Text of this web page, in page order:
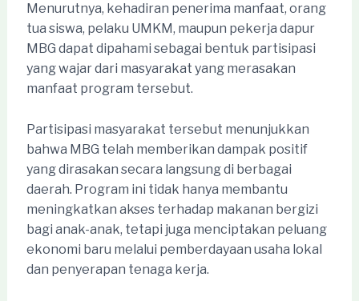
Menurutnya, kehadiran penerima manfaat, orang
tua siswa, pelaku UMKM, maupun pekerja dapur
MBG dapat dipahami sebagai bentuk partisipasi
yang wajar dari masyarakat yang merasakan
manfaat program tersebut.
Partisipasi masyarakat tersebut menunjukkan
bahwa MBG telah memberikan dampak positif
yang dirasakan secara langsung di berbagai
daerah. Program ini tidak hanya membantu
meningkatkan akses terhadap makanan bergizi
bagi anak-anak, tetapi juga menciptakan peluang
ekonomi baru melalui pemberdayaan usaha lokal
dan penyerapan tenaga kerja.